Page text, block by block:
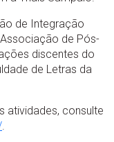
de Integração
de Pós-
discentes do
de Letras da
atividades, consulte
.